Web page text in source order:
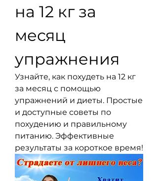
на 12 кг за
месяц
упражнения
Узнайте, как похудеть на 12 кг
за месяц с помощью
упражнений и диеты. Простые
и доступные советы по
похудению и правильному
питанию. Эффективные
результаты за короткое время!